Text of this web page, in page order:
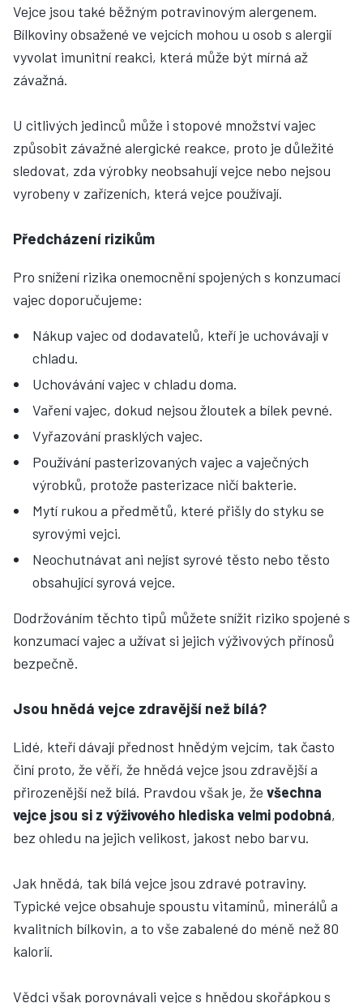
Vejce jsou také běžným potravinovým alergenem.
Bílkoviny obsažené ve vejcích mohou u osob s alergií
vyvolat imunitní reakci, která může být mírná až
závažná.
U citlivých jedinců může i stopové množství vajec
způsobit závažné alergické reakce, proto je důležité
sledovat, zda výrobky neobsahují vejce nebo nejsou
vyrobeny v zařízeních, která vejce používají.
Předcházení rizikům
Pro snížení rizika onemocnění spojených s konzumací
vajec doporučujeme:
Nákup vajec od dodavatelů, kteří je uchovávají v
chladu.
Uchovávání vajec v chladu doma.
Vaření vajec, dokud nejsou žloutek a bílek pevné.
Vyřazování prasklých vajec.
Používání pasterizovaných vajec a vaječných
výrobků, protože pasterizace ničí bakterie.
Mytí rukou a předmětů, které přišly do styku se
syrovými vejci.
Neochutnávat ani nejíst syrové těsto nebo těsto
obsahující syrová vejce.
Dodržováním těchto tipů můžete snížit riziko spojené s
konzumací vajec a užívat si jejich výživových přínosů
bezpečně.
Jsou hnědá vejce zdravější než bílá?
Lidé, kteří dávají přednost hnědým vejcím, tak často
činí proto, že věří, že hnědá vejce jsou zdravější a
přirozenější než bílá. Pravdou však je, že všechna
vejce jsou si z výživového hlediska velmi podobná,
bez ohledu na jejich velikost, jakost nebo barvu.
Jak hnědá, tak bílá vejce jsou zdravé potraviny.
Typické vejce obsahuje spoustu vitamínů, minerálů a
kvalitních bílkovin, a to vše zabalené do méně než 80
kalorií.
Vědci však porovnávali vejce s hnědou skořápkou s